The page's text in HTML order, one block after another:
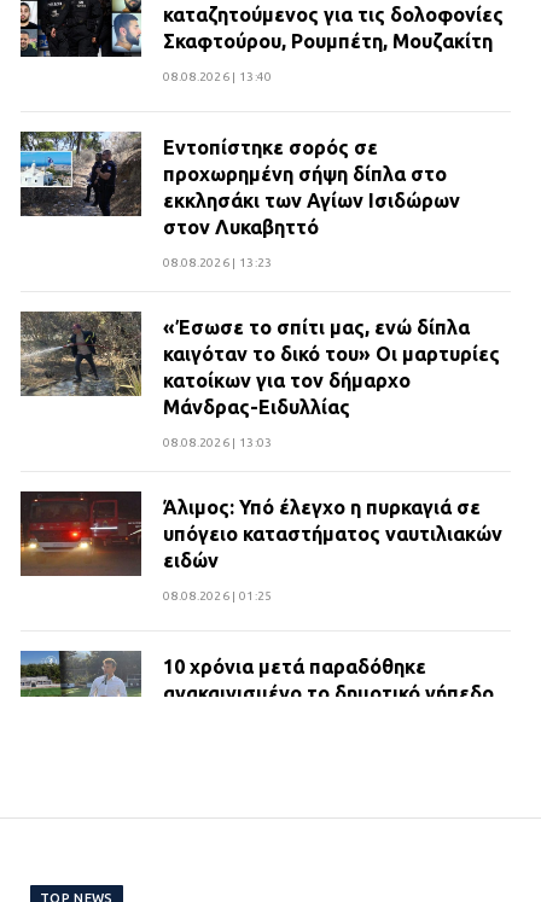
καταζητούμενος για τις δολοφονίες
Σκαφτούρου, Ρουμπέτη, Μουζακίτη
08.08.2026 | 13:40
Εντοπίστηκε σορός σε
προχωρημένη σήψη δίπλα στο
εκκλησάκι των Αγίων Ισιδώρων
στον Λυκαβηττό
08.08.2026 | 13:23
«Έσωσε το σπίτι μας, ενώ δίπλα
καιγόταν το δικό του» Οι μαρτυρίες
κατοίκων για τον δήμαρχο
Μάνδρας-Ειδυλλίας
08.08.2026 | 13:03
Άλιμος: Υπό έλεγχο η πυρκαγιά σε
υπόγειο καταστήματος ναυτιλιακών
ειδών
08.08.2026 | 01:25
10 χρόνια μετά παραδόθηκε
ανακαινισμένο το δημοτικό γήπεδο
ΔΗΜΟΣ ΜΑΝΔΡΑΣ ΕΙΔΥΛΛΙΑΣ:
TOP NEWS